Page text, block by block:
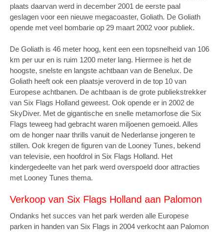
plaats daarvan werd in december 2001 de eerste paal
geslagen voor een nieuwe megacoaster, Goliath. De Goliath
opende met veel bombarie op 29 maart 2002 voor publiek.
De Goliath is 46 meter hoog, kent een een topsnelheid van 106
km per uur en is ruim 1200 meter lang. Hiermee is het de
hoogste, snelste en langste achtbaan van de Benelux. De
Goliath heeft ook een plaatsje veroverd in de top 10 van
Europese achtbanen. De achtbaan is de grote publiekstrekker
van Six Flags Holland geweest. Ook opende er in 2002 de
SkyDiver. Met de gigantische en snelle metamorfose die Six
Flags teweeg had gebracht waren miljoenen gemoeid. Alles
om de honger naar thrills vanuit de Nederlanse jongeren te
stillen. Ook kregen de figuren van de Looney Tunes, bekend
van televisie, een hoofdrol in Six Flags Holland. Het
kindergedeelte van het park werd overspoeld door attracties
met Looney Tunes thema.
Verkoop van Six Flags Holland aan Palomon
Ondanks het succes van het park werden alle Europese
parken in handen van Six Flags in 2004 verkocht aan Palomon